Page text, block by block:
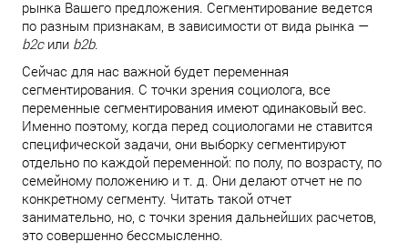
рынка Вашего предложения. Сегментирование ведется
по разным признакам, в зависимости от вида рынка —
b2cили b2b.
Сейчас для нас важной будет переменная
сегментирования. С точки зрения социолога, все
переменные сегментирования имеют одинаковый вес.
Именно поэтому, когда перед социологами не ставится
специфической задачи, они выборку сегментируют
отдельно по каждой переменной: по полу, по возрасту, по
семейному положению и т. д. Они делают отчет не по
конкретному сегменту. Читать такой отчет
занимательно, но, с точки зрения дальнейших расчетов,
это совершенно бессмысленно.